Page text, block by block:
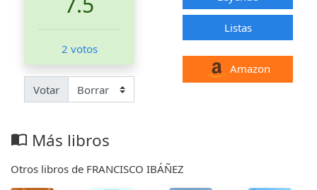
2 votos
Votar
Listas
Amazon
import_contacts Más libros
Otros libros de FRANCISCO IBÁÑEZ